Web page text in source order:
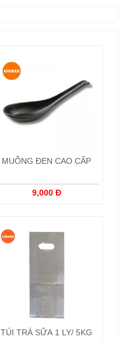
MUỖNG ĐEN CAO CẤP
9,000 Đ
TÚI TRÀ SỮA 1 LY/ 5KG